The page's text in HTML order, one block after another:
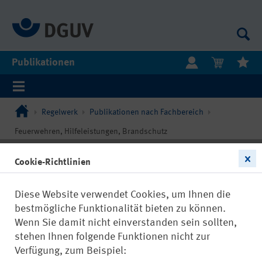
Publikationen
Regelwerk Publikationen nach Fachbereich
Feuerwehren, Hilfeleistungen, Brandschutz
Cookie-Richtlinien
Diese Website verwendet Cookies, um Ihnen die
bestmögliche Funktionalität bieten zu können.
Wenn Sie damit nicht einverstanden sein sollten,
stehen Ihnen folgende Funktionen nicht zur
Verfügung, zum Beispiel: